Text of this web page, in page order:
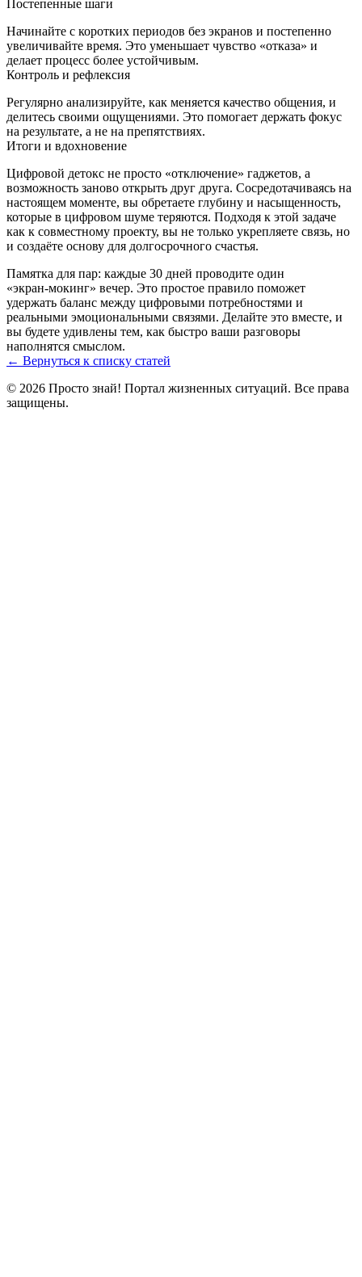
Постепенные шаги
Начинайте с коротких периодов без экранов и постепенно
увеличивайте время. Это уменьшает чувство «отказа» и
делает процесс более устойчивым.
Контроль и рефлексия
Регулярно анализируйте, как меняется качество общения, и
делитесь своими ощущениями. Это помогает держать фокус
на результате, а не на препятствиях.
Итоги и вдохновение
Цифровой детокс не просто «отключение» гаджетов, а
возможность заново открыть друг друга. Сосредотачиваясь на
настоящем моменте, вы обретаете глубину и насыщенность,
которые в цифровом шуме теряются. Подходя к этой задаче
как к совместному проекту, вы не только укрепляете связь, но
и создаёте основу для долгосрочного счастья.
Памятка для пар: каждые 30 дней проводите один
«экран‑мокинг» вечер. Это простое правило поможет
удержать баланс между цифровыми потребностями и
реальными эмоциональными связями. Делайте это вместе, и
вы будете удивлены тем, как быстро ваши разговоры
наполнятся смыслом.
← Вернуться к списку статей
© 2026 Просто знай! Портал жизненных ситуаций. Все права
защищены.